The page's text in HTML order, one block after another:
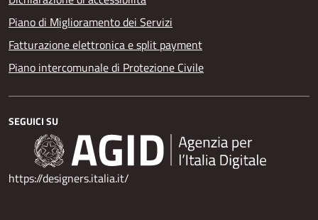
Piano di Miglioramento dei Servizi
Fatturazione elettronica e split payment
Piano intercomunale di Protezione Civile
SEGUICI SU
https://designers.italia.it/